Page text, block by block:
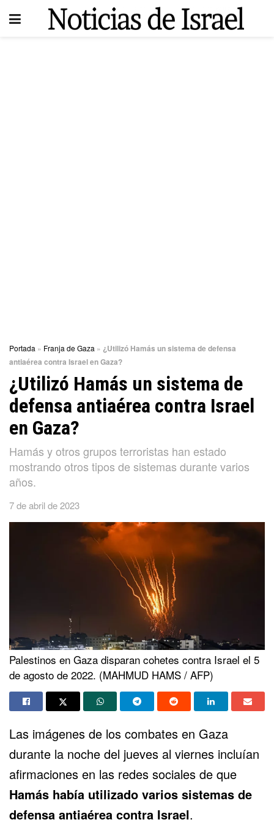
Portada » Franja de Gaza » ¿Utilizó Hamás un sistema de defensa
antiaérea contra Israel en Gaza?
¿Utilizó Hamás un sistema de
defensa antiaérea contra Israel
en Gaza?
Hamás y otros grupos terroristas han estado
mostrando otros tipos de sistemas durante varios
años.
7 de abril de 2023
Palestinos en Gaza disparan cohetes contra Israel el 5
de agosto de 2022. (MAHMUD HAMS / AFP)
Las imágenes de los combates en Gaza
durante la noche del jueves al viernes incluían
afirmaciones en las redes sociales de que
Hamás había utilizado varios sistemas de
defensa antiaérea contra Israel.